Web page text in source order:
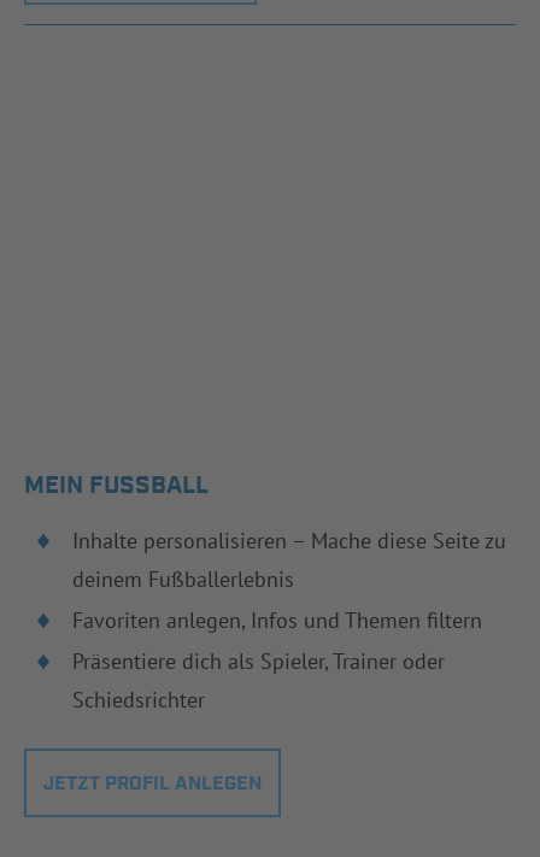
MEIN FUSSBALL
Inhalte personalisieren – Mache diese Seite zu
deinem Fußballerlebnis
Favoriten anlegen, Infos und Themen filtern
Präsentiere dich als Spieler, Trainer oder
Schiedsrichter
JETZT PROFIL ANLEGEN